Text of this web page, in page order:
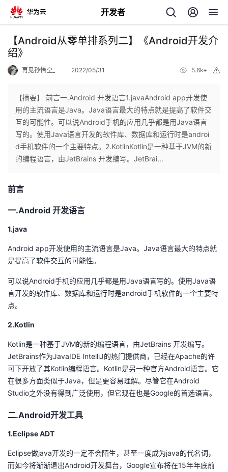
开发者
返
回
个
人
我
开
者
的
客
我
论
坛
的
圈
子
我
的
直
播
我
的
活
我
的
注
的
发
学
堂
我
的
课
程
我
的
认
我
的
验
我
收
我
Programs
的
持
的
技
术
支
我
的
云
声
议
【Android从零单排系列二】《Android开发介
绍》
再见孙悟空_ 2022/05/31 5.6k+
【摘要】 前言一.Android 开发语言1.javaAndroid app开发使
用的主流语言是Java。Java语言最大的特点就是提高了软件交
互的可能性。可以说Android手机的应用几乎都是用Java语言
写的。使用Java语言开发的软件库、数据库和运行时是androi
d手机软件的一个主要特点。2.KotlinKotlin是一种基于JVM的新
的编程语言，由JetBrains 开发编写。JetBrai...
前言
一.Android 开发语言
1.java
Android app开发使用的主流语言是Java。Java语言最大的特点就
是提高了软件交互的可能性。
可以说Android手机的应用几乎都是用Java语言写的。使用Java语
言开发的软件库、数据库和运行时是android手机软件的一个主要特
点。
2.Kotlin
Kotlin是一种基于JVM的新的编程语言，由JetBrains 开发编写。
JetBrains作为JavaIDE IntelliJ的热门提供商，已经在Apache的许
可下开放了其Kotlin编程语言。Kotlin是另一种官方Android语言。它
在很多方面类似于Java，但是更容易理解。尽管它在Android
Studio之外没有得到广泛使用，但它现在也是Google的首选语言。
二.Android开发工具
1.Eclipse ADT
Eclipse做java开发的一定不会陌生，甚至一度成为java的代名词，
而如今将渐渐退出Android开发舞台，Google宣布将在15年年底前